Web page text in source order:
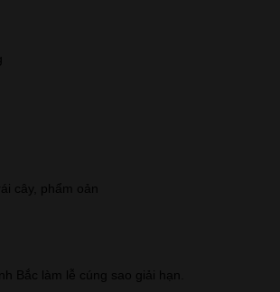
cây, phẩm oản
Bắc làm lễ cúng sao giải hạn.